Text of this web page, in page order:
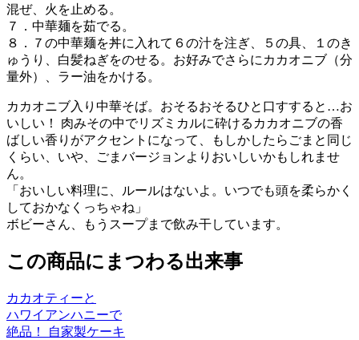
混ぜ、火を止める。
７．中華麺を茹でる。
８．７の中華麺を丼に入れて６の汁を注ぎ、５の具、１のき
ゅうり、白髪ねぎをのせる。お好みでさらにカカオニブ（分
量外）、ラー油をかける。
カカオニブ入り中華そば。おそるおそるひと口すすると…お
いしい！ 肉みその中でリズミカルに砕けるカカオニブの香
ばしい香りがアクセントになって、もしかしたらごまと同じ
くらい、いや、ごまバージョンよりおいしいかもしれませ
ん。
「おいしい料理に、ルールはないよ。いつでも頭を柔らかく
しておかなくっちゃね」
ボビーさん、もうスープまで飲み干しています。
この商品にまつわる出来事
カカオティーと
ハワイアンハニーで
絶品！ 自家製ケーキ